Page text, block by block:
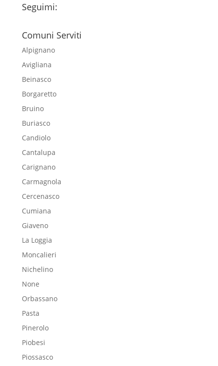
Seguimi:
Comuni Serviti
Alpignano
Avigliana
Beinasco
Borgaretto
Bruino
Buriasco
Candiolo
Cantalupa
Carignano
Carmagnola
Cercenasco
Cumiana
Giaveno
La Loggia
Moncalieri
Nichelino
None
Orbassano
Pasta
Pinerolo
Piobesi
Piossasco